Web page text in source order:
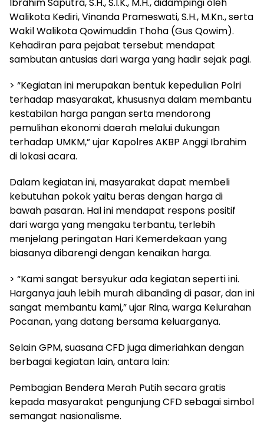
Walikota Kediri, Vinanda Prameswati, S.H., M.Kn., serta
Wakil Walikota Qowimuddin Thoha (Gus Qowim).
Kehadiran para pejabat tersebut mendapat
sambutan antusias dari warga yang hadir sejak pagi.
> “Kegiatan ini merupakan bentuk kepedulian Polri
terhadap masyarakat, khususnya dalam membantu
kestabilan harga pangan serta mendorong
pemulihan ekonomi daerah melalui dukungan
terhadap UMKM,” ujar Kapolres AKBP Anggi Ibrahim
di lokasi acara.
Dalam kegiatan ini, masyarakat dapat membeli
kebutuhan pokok yaitu beras dengan harga di
bawah pasaran. Hal ini mendapat respons positif
dari warga yang mengaku terbantu, terlebih
menjelang peringatan Hari Kemerdekaan yang
biasanya dibarengi dengan kenaikan harga.
> “Kami sangat bersyukur ada kegiatan seperti ini.
Harganya jauh lebih murah dibanding di pasar, dan ini
sangat membantu kami,” ujar Rina, warga Kelurahan
Pocanan, yang datang bersama keluarganya.
Selain GPM, suasana CFD juga dimeriahkan dengan
berbagai kegiatan lain, antara lain:
Pembagian Bendera Merah Putih secara gratis
kepada masyarakat pengunjung CFD sebagai simbol
semangat nasionalisme.